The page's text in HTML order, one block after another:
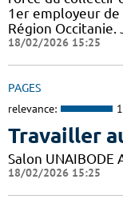
1er employeur de
Région
18/02/2026 15:25
PAGES
relevance:
Travailler
Salon
18/02/2026 15:25